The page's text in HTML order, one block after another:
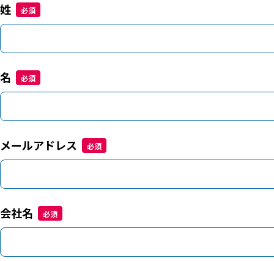
姓
名
メールアドレス
会社名